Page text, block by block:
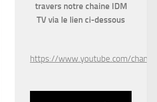
travers notre chaine IDM
TV via le lien ci-dessous
https://www.youtube.com/